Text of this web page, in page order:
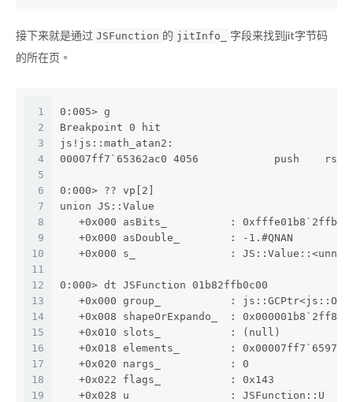
接下来就是通过 JSFunction 的 jitInfo_
字段来找到jit字节码
的所在页。
1
2
3
4
5
6
7
8
9
10
11
12
13
14
15
16
17
18
19
0:005> g
Breakpoint 0 hit
js!js::math_atan2:
00007ff7`65362ac0 4056            push    rsi
0:000> ?? vp[2]
union JS::Value
+0x000 asBits_          :
   +0x000 asDouble_        : -1.#QNAN
+0x000 s_               :
0:000> dt JSFunction 01b82ffb0c00
+0x000 group_           :
+0x008 shapeOrExpando_  :
   +0x010 slots_           : (null)
+0x018 elements_        :
   +0x020 nargs_           : 0
   +0x022 flags_           : 0x143
   +0x028 u                : JSFunction::U